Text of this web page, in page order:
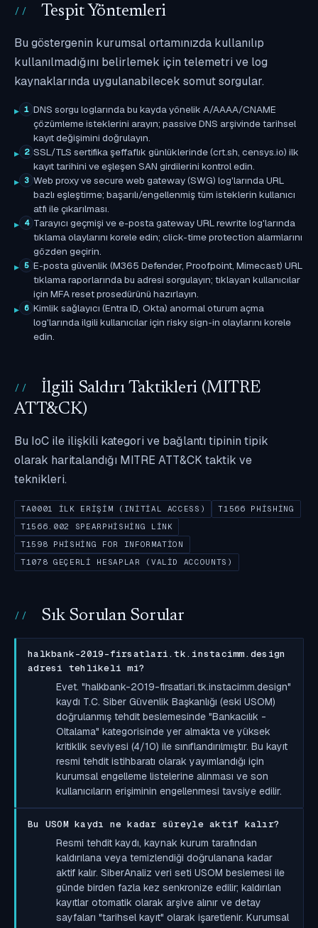
Tespit Yöntemleri
Bu göstergenin kurumsal ortamınızda kullanılıp
kullanılmadığını belirlemek için telemetri ve log
kaynaklarında uygulanabilecek somut sorgular.
1 DNS sorgu loglarında bu kayda yönelik A/AAAA/CNAME
çözümleme isteklerini arayın; passive DNS arşivinde tarihsel
kayıt değişimini doğrulayın.
2 SSL/TLS sertifika şeffaflık günlüklerinde (crt.sh, censys.io) ilk
kayıt tarihini ve eşleşen SAN girdilerini kontrol edin.
3 Web proxy ve secure web gateway (SWG) log'larında URL
bazlı eşleştirme; başarılı/engellenmiş tüm isteklerin kullanıcı
atfı ile çıkarılması.
4 Tarayıcı geçmişi ve e-posta gateway URL rewrite log'larında
tıklama olaylarını korele edin; click-time protection alarmlarını
gözden geçirin.
5 E-posta güvenlik (M365 Defender, Proofpoint, Mimecast) URL
tıklama raporlarında bu adresi sorgulayın; tıklayan kullanıcılar
için MFA reset prosedürünü hazırlayın.
6 Kimlik sağlayıcı (Entra ID, Okta) anormal oturum açma
log'larında ilgili kullanıcılar için risky sign-in olaylarını korele
edin.
İlgili Saldırı Taktikleri (MITRE
ATT&CK)
Bu IoC ile ilişkili kategori ve bağlantı tipinin tipik
olarak haritalandığı MITRE ATT&CK taktik ve
teknikleri.
TA0001 İLK ERIŞIM (INITIAL ACCESS)
T1566 PHISHING
T1566.002 SPEARPHISHING LINK
T1598 PHISHING FOR INFORMATION
T1078 GEÇERLI HESAPLAR (VALID ACCOUNTS)
Sık Sorulan Sorular
halkbank-2019-firsatlari.tk.instacimm.design
adresi tehlikeli mi?
Evet. "halkbank-2019-firsatlari.tk.instacimm.design"
kaydı T.C. Siber Güvenlik Başkanlığı (eski USOM)
doğrulanmış tehdit beslemesinde "Bankacılık -
Oltalama" kategorisinde yer almakta ve yüksek
kritiklik seviyesi (4/10) ile sınıflandırılmıştır. Bu kayıt
resmi tehdit istihbaratı olarak yayımlandığı için
kurumsal engelleme listelerine alınması ve son
kullanıcıların erişiminin engellenmesi tavsiye edilir.
Bu USOM kaydı ne kadar süreyle aktif kalır?
Resmi tehdit kaydı, kaynak kurum tarafından
kaldırılana veya temizlendiği doğrulanana kadar
aktif kalır. SiberAnaliz veri seti USOM beslemesi ile
günde birden fazla kez senkronize edilir; kaldırılan
kayıtlar otomatik olarak arşive alınır ve detay
sayfaları "tarihsel kayıt" olarak işaretlenir. Kurumsal